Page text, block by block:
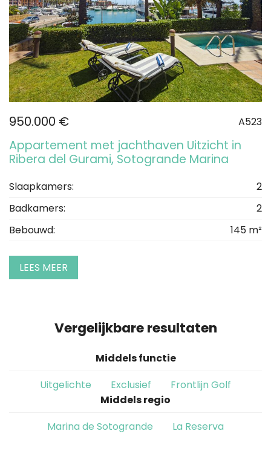
950.000 € A523
Appartement met jachthaven Uitzicht in
Ribera del Gurami, Sotogrande Marina
Slaapkamers:
2
Badkamers:
2
Bebouwd:
145 m²
LEES MEER
Vergelijkbare resultaten
Middels functie
Uitgelichte
Exclusief
Frontlijn Golf
Middels regio
Marina de Sotogrande
La Reserva